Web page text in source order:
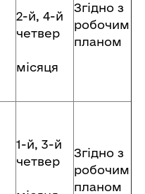
2-й, 4-й
четвер
місяця
Згідно з
робочим
планом
1-й, 3-й
четвер
Згідно з
робочим
планом